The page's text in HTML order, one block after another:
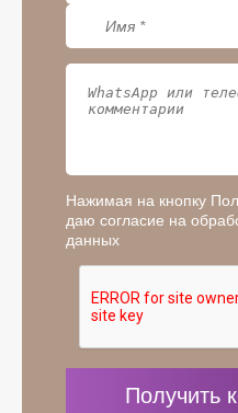
Нажимая на кнопку
даю согласие на
данных